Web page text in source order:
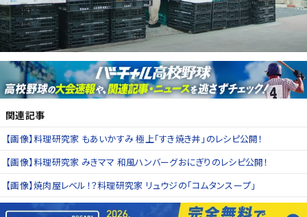
関連記事
【画像】料理研究家 もあいかすみ 極上「すき焼き丼」のレシピ公開！
【画像】料理研究家 みきママ 和風ハンバーグおにぎりのレシピ公開！
【画像】焼肉屋レベル！？料理研究家 リュウジの「コムタンスープ」